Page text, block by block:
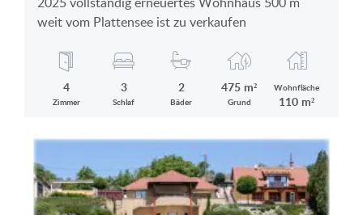
weit vom Plattensee ist zu verkaufen
4
Zimmer
3
Schlaf
2
Bäder
475 m²
Grund
Wohnfläche
110 m²